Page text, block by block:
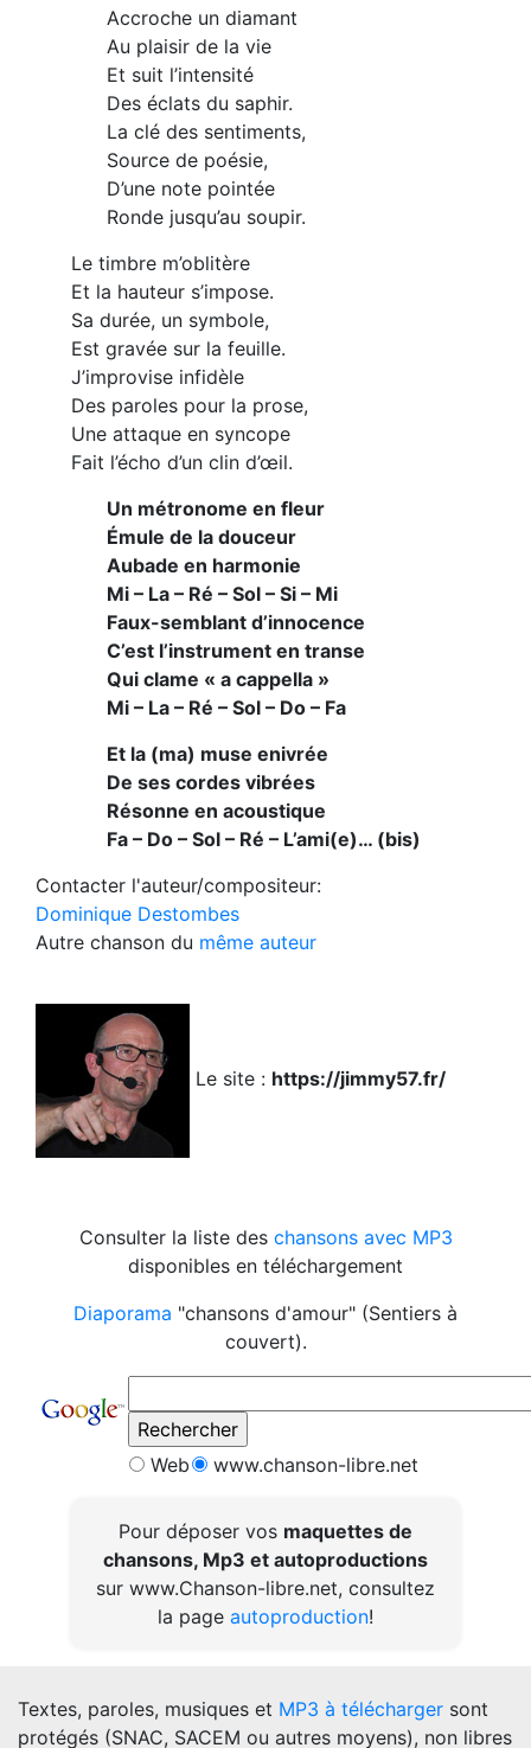
Accroche un diamant
Au plaisir de la vie
Et suit l’intensité
Des éclats du saphir.
La clé des sentiments,
Source de poésie,
D’une note pointée
Ronde jusqu’au soupir.
Le timbre m’oblitère
Et la hauteur s’impose.
Sa durée, un symbole,
Est gravée sur la feuille.
J’improvise infidèle
Des paroles pour la prose,
Une attaque en syncope
Fait l’écho d’un clin d’œil.
Un métronome en fleur
Émule de la douceur
Aubade en harmonie
Mi – La – Ré – Sol – Si – Mi
Faux-semblant d’innocence
C’est l’instrument en transe
Qui clame « a cappella »
Mi – La – Ré – Sol – Do – Fa
Et la (ma) muse enivrée
De ses cordes vibrées
Résonne en acoustique
Fa – Do – Sol – Ré – L’ami(e)… (bis)
Contacter l'auteur/compositeur:
Dominique Destombes
Autre chanson du même auteur
Le site : https://jimmy57.fr/
Consulter la liste des chansons avec MP3
disponibles en téléchargement
Diaporama "chansons d'amour" (Sentiers à
couvert).
Web www.chanson-libre.net
Pour déposer vos maquettes de
chansons, Mp3 et autoproductions
sur www.Chanson-libre.net, consultez
la page autoproduction!
Textes, paroles, musiques et MP3 à télécharger sont
protégés (SNAC, SACEM ou autres moyens), non libres